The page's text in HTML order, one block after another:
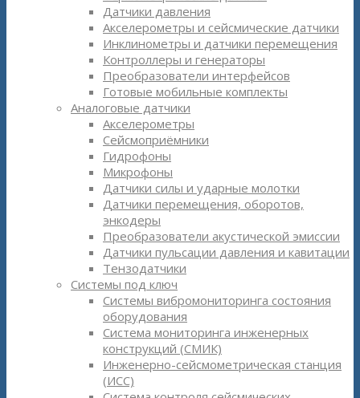
Датчики давления
Акселерометры и сейсмические датчики
Инклинометры и датчики перемещения
Контроллеры и генераторы
Преобразователи интерфейсов
Готовые мобильные комплекты
Аналоговые датчики
Акселерометры
Сейсмоприёмники
Гидрофоны
Микрофоны
Датчики силы и ударные молотки
Датчики перемещения, оборотов,
энкодеры
Преобразователи акустической эмиссии
Датчики пульсации давления и кавитации
Тензодатчики
Системы под ключ
Системы вибромониторинга состояния
оборудования
Система мониторинга инженерных
конструкций (СМИК)
Инженерно-сейсмометрическая станция
(ИСС)